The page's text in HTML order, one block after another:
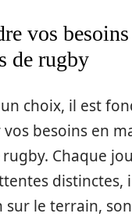
vos besoins
de rugby
choix, il est
besoins en
Chaque
distinctes,
sur le terrain,